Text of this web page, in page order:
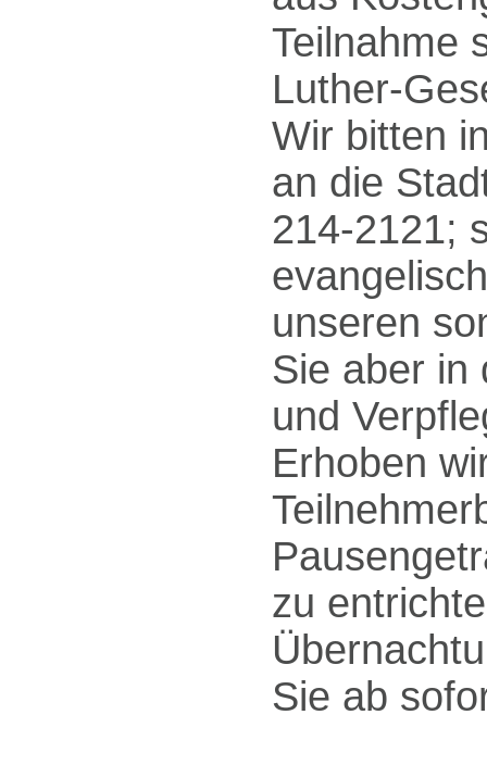
Teilnahme
Luther-
Wir bitten
an die
214-2121;
unseren
Sie aber in
und
Erhoben
zu
Sie ab